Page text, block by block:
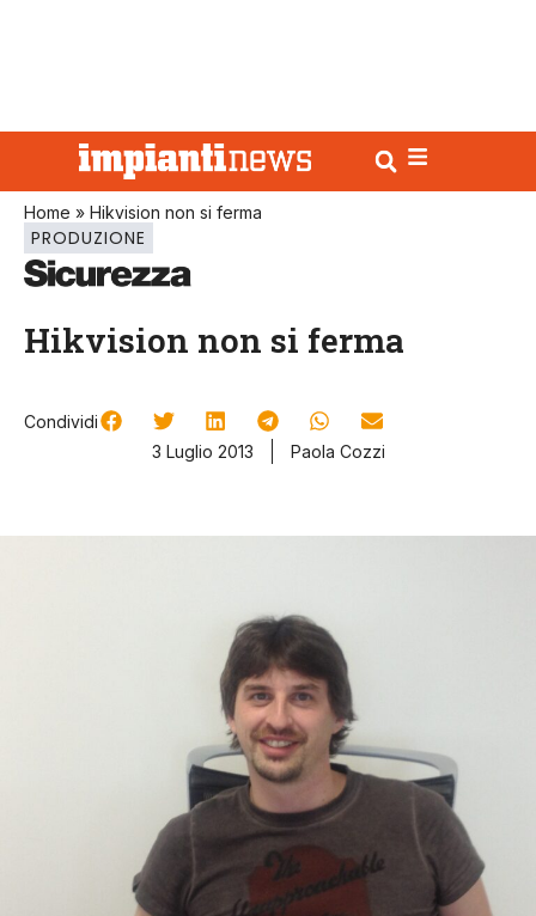
Home » Hikvision non si ferma
PRODUZIONE
Hikvision non si ferma
Condividi
3 Luglio 2013
Paola Cozzi